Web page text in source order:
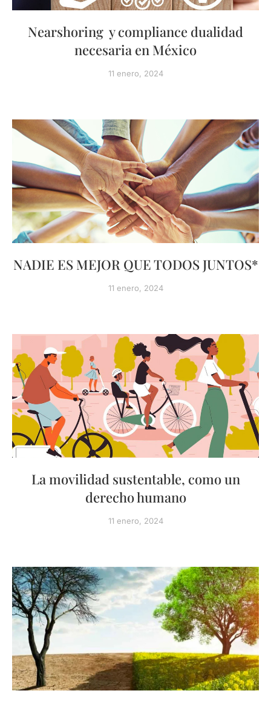
Nearshoring y compliance dualidad
necesaria en México
11 enero, 2024
NADIE ES MEJOR QUE TODOS JUNTOS*
11 enero, 2024
La movilidad sustentable, como un
derecho humano
11 enero, 2024